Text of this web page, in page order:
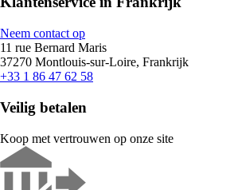
Neem contact op
11 rue Bernard Maris
37270 Montlouis-sur-Loire, Frankrijk
+33 1 86 47 62 58
Veilig betalen
Koop met vertrouwen op onze site